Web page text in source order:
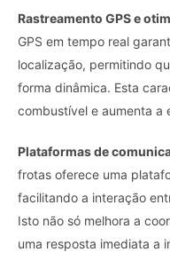
Rastreamento GPS e
GPS em tempo real
localização, permitindo
forma dinâmica. Esta
combustível e aumenta a
Plataformas de
frotas oferece uma
facilitando a interação
Isto não só melhora a
uma resposta imediata a